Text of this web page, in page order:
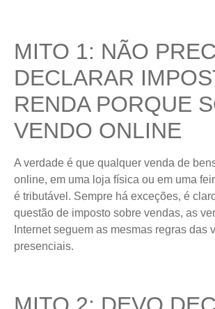
MITO 1: NÃO
DECLARAR
RENDA PORQUE
VENDO ONLINE
A verdade é que qualquer venda de
online, em uma loja física ou em uma
é tributável. Sempre há exceções, é
questão de imposto sobre vendas, as
Internet seguem as mesmas regras das
presenciais.